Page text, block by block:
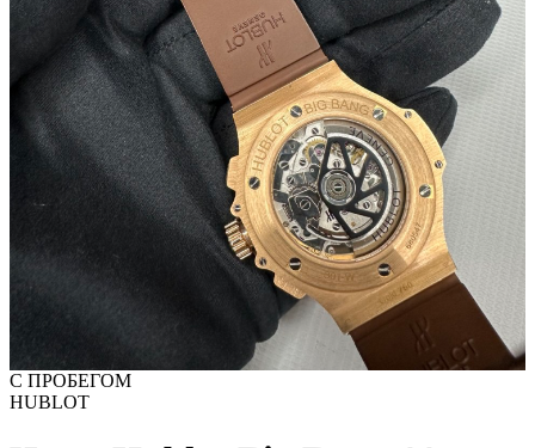
С ПРОБЕГОМ
HUBLOT